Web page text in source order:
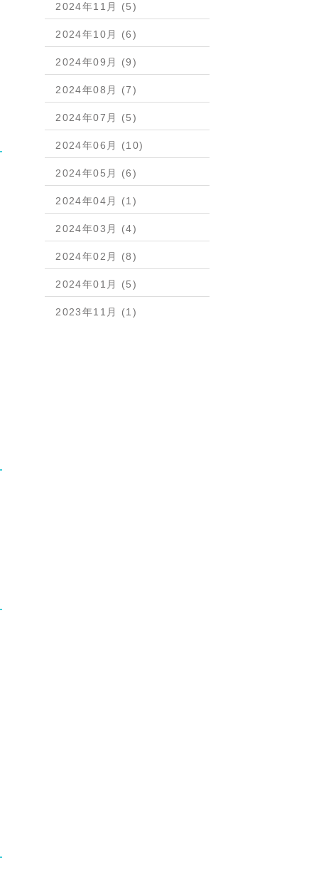
2024年11月 (5)
2024年10月 (6)
2024年09月 (9)
2024年08月 (7)
2024年07月 (5)
2024年06月 (10)
2024年05月 (6)
2024年04月 (1)
2024年03月 (4)
2024年02月 (8)
2024年01月 (5)
2023年11月 (1)